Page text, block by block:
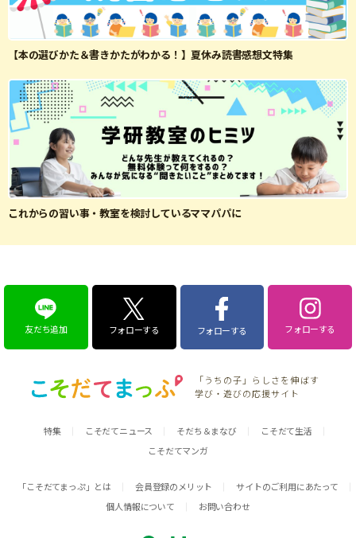
【本の選びかた＆書きかたがわかる！】夏休み読書感想文特集
これからの習い事・教室を検討しているママパパに
友だち追加 フォローする フォローする フォローする
「うちの子」らしさを伸ばす
学び・遊びの応援サイト
特集 こそだてニュース そだち＆まなび
こそだて生活
こそだてマンガ
「こそだてまっぷ」とは 会員登録のメリット
サイトのご利用にあたって
個人情報について
お問い合わせ